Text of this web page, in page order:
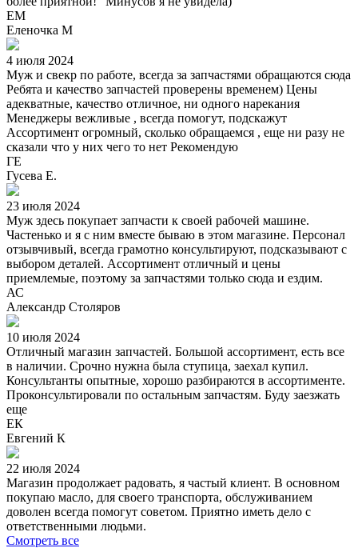
ЕМ
Еленочка М
4 июля 2024
Муж и свекр по работе, всегда за запчастями обращаются сюда
Ребята и качество запчастей проверены временем) Цены
адекватные, качество отличное, ни одного нарекания
Менеджеры вежливые , всегда помогут, подскажут
Ассортимент огромный, сколько обращаемся , еще ни разу не
сказали что у них чего то нет Рекомендую
ГЕ
Гусева Е.
23 июля 2024
Муж здесь покупает запчасти к своей рабочей машине.
Частенько и я с ним вместе бываю в этом магазине. Персонал
отзывчивый, всегда грамотно консультируют, подсказывают с
выбором деталей. Ассортимент отличный и цены
приемлемые, поэтому за запчастями только сюда и ездим.
АС
Александр Столяров
10 июля 2024
Отличный магазин запчастей. Большой ассортимент, есть все
в наличии. Срочно нужна была ступица, заехал купил.
Консультанты опытные, хорошо разбираются в ассортименте.
Проконсультировали по остальным запчастям. Буду заезжать
еще
ЕК
Евгений К
22 июля 2024
Магазин продолжает радовать, я частый клиент. В основном
покупаю масло, для своего транспорта, обслуживанием
доволен всегда помогут советом. Приятно иметь дело с
ответственными людьми.
Смотреть все